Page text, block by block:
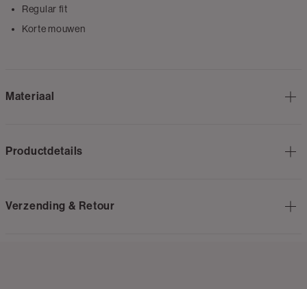
Regular fit
Korte mouwen
Materiaal
Productdetails
Verzending & Retour